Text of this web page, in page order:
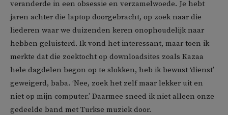
veranderde in een obsessie en verzamelwoede. Je hebt
jaren achter die laptop doorgebracht, op zoek naar die
liederen waar we duizenden keren onophoudelijk naar
hebben geluisterd. Ik vond het interessant, maar toen ik
merkte dat die zoektocht op downloadsites zoals Kazaa
hele dagdelen begon op te slokken, heb ik bewust ‘dienst’
geweigerd, baba. ‘Nee, zoek het zelf maar lekker uit en
niet op mijn computer.’ Daarmee sneed ik niet alleen onze
gedeelde band met Turkse muziek door.